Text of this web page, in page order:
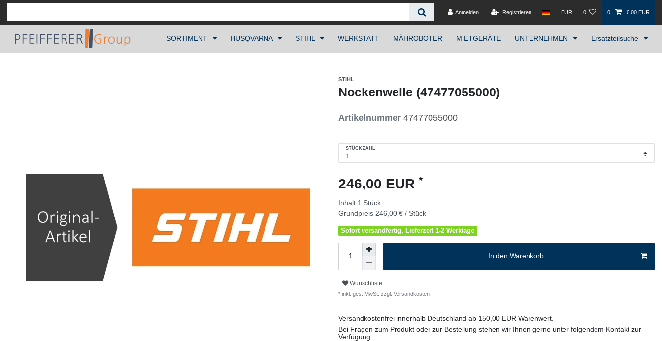
Anmelden Registrieren EUR 0 0 0,00 EUR
SORTIMENT HUSQVARNA STIHL WERKSTATT MÄHROBOTER MIETGERÄTE UNTERNEHMEN Ersatzteilsuche
STIHL
Nockenwelle (47477055000)
Artikelnummer 47477055000
STÜCKZAHL
246,00 EUR *
Inhalt 1 Stück
Grundpreis 246,00 € / Stück
Sofort versandfertig, Lieferzeit 1-2 Werktage
In den Warenkorb
Wunschliste
* inkl. ges. MwSt. zzgl. Versandkosten
Versandkostenfrei innerhalb Deutschland ab 150,00 EUR Warenwert.
Bei Fragen zum Produkt oder zur Bestellung stehen wir Ihnen gerne unter folgendem Kontakt zur
Verfügung: